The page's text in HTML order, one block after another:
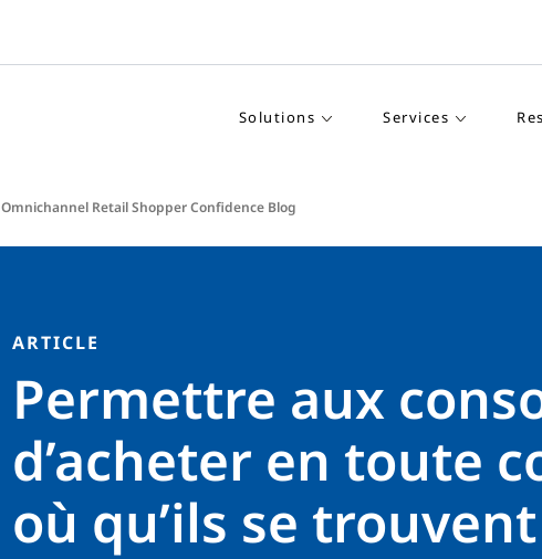
Solutions Services
Omnichannel Retail Shopper Confidence Blog
ARTICLE
Permettre aux
d’acheter en toute
où qu’ils se trouvent